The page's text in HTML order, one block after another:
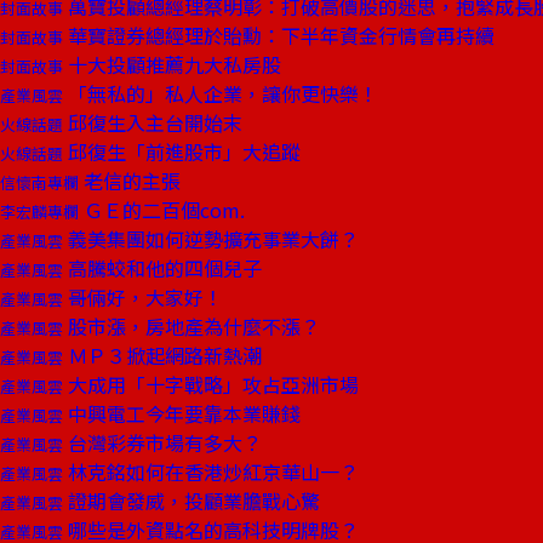
封面故事 萬寶投顧總經理蔡明彰：打破高價股的迷思，抱緊成長
封面故事 華寶證券總經理於貽勳：下半年資金行情會再持續
封面故事 十大投顧推薦九大私房股
產業風雲 「無私的」私人企業，讓你更快樂！
火線話題 邱復生入主台開始末
火線話題 邱復生「前進股市」大追蹤
信懷南專欄 老信的主張
李宏麟專欄 ＧＥ的二百個com.
產業風雲 義美集團如何逆勢擴充事業大餅？
產業風雲 高騰蛟和他的四個兒子
產業風雲 哥倆好，大家好！
產業風雲 股市漲，房地產為什麼不漲？
產業風雲 ＭＰ３掀起網路新熱潮
產業風雲 大成用「十字戰略」攻占亞洲市場
產業風雲 中興電工今年要靠本業賺錢
產業風雲 台灣彩券市場有多大？
產業風雲 林克銘如何在香港炒紅京華山一？
產業風雲 證期會發威，投顧業膽戰心驚
產業風雲 哪些是外資點名的高科技明牌股？